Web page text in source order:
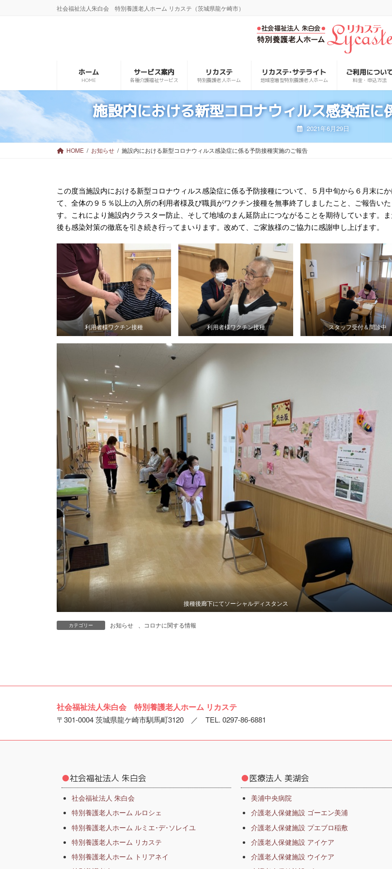
ッ
移
社会福祉法人朱白会 特別養護老人ホーム リカステ（茨城県龍ケ崎市）
ホーム
HOME
サービス案内
各種介護福祉サービス
リカステ
特別養護老人ホーム
リカステ･サテライト
地域密着型特別養護老人ホーム
ご利用につい
料金・申込方法
施設内における新型コロナウィルス感染症に
2021年6月29日
HOME お知らせ 施設内における新型コロナウィルス感染症に係る予防接種実施のご報告
この度当施設内における新型コロナウィルス感染症に係る予防接種について、５月中旬から６月末に
て、全体の９５％以上の入所の利用者様及び職員がワクチン接種を無事終了しましたこと、ご報告いた
す。これにより施設内クラスター防止、そして地域のまん延防止につながることを期待しています。
後も感染対策の徹底を引き続き行ってまいります。改めて、ご家族様のご協力に感謝申し上げます。
利用者様ワクチン接種 利用者様ワクチン接種 スタッフ受付＆問診中
接種後廊下にてソーシャルディスタンス
カテゴリー お知らせ コロナに関する情報
社会福祉法人朱白会 特別養護老人ホーム リカステ
〒301-0004 茨城県龍ケ崎市馴馬町3120 ／ TEL. 0297-86-6881
●社会福祉法人 朱白会
社会福祉法人 朱白会
特別養護老人ホーム ルロシェ
特別養護老人ホーム ルミエ･デ･ソレイユ
特別養護老人ホーム リカステ
特別養護老人ホーム トリアネイ
●医療法人 美湖会
美浦中央病院
介護老人保健施設 ゴーエン美浦
介護老人保健施設 プエブロ稲敷
介護老人保健施設 アイケア
介護老人保健施設 ウイケア